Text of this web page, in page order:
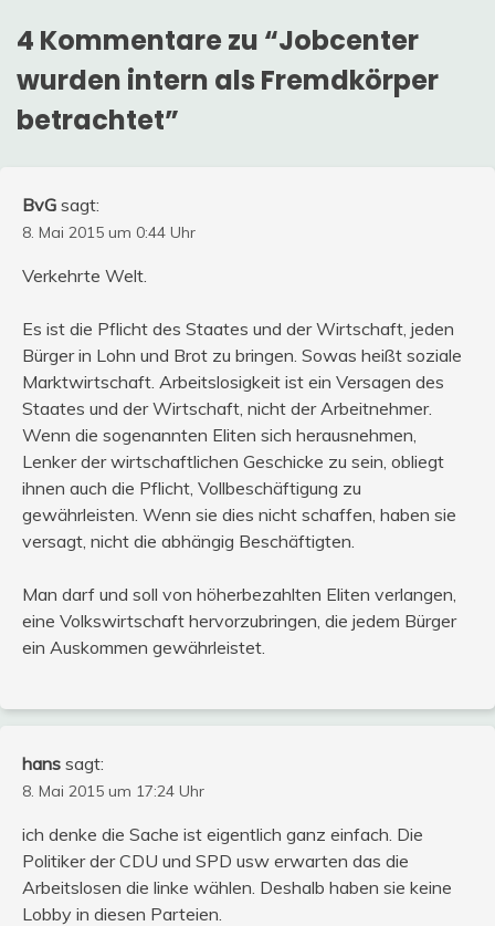
4 Kommentare zu “Jobcenter
wurden intern als Fremdkörper
betrachtet”
BvG sagt:
8. Mai 2015 um 0:44 Uhr
Verkehrte Welt.
Es ist die Pflicht des Staates und der Wirtschaft, jeden
Bürger in Lohn und Brot zu bringen. Sowas heißt soziale
Marktwirtschaft. Arbeitslosigkeit ist ein Versagen des
Staates und der Wirtschaft, nicht der Arbeitnehmer.
Wenn die sogenannten Eliten sich herausnehmen,
Lenker der wirtschaftlichen Geschicke zu sein, obliegt
ihnen auch die Pflicht, Vollbeschäftigung zu
gewährleisten. Wenn sie dies nicht schaffen, haben sie
versagt, nicht die abhängig Beschäftigten.
Man darf und soll von höherbezahlten Eliten verlangen,
eine Volkswirtschaft hervorzubringen, die jedem Bürger
ein Auskommen gewährleistet.
hans sagt:
8. Mai 2015 um 17:24 Uhr
ich denke die Sache ist eigentlich ganz einfach. Die
Politiker der CDU und SPD usw erwarten das die
Arbeitslosen die linke wählen. Deshalb haben sie keine
Lobby in diesen Parteien.